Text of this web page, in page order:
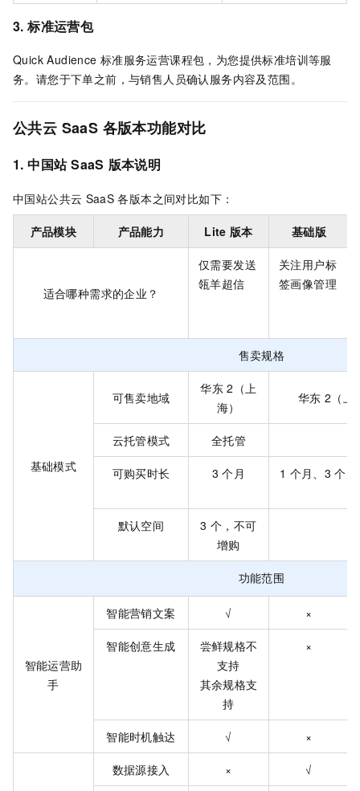
3. 标准运营包
Quick Audience 标准服务运营课程包，为您提供标准培训等服
务。请您于下单之前，与销售人员确认服务内容及范围。
公共云 SaaS 各版本功能对比
1. 中国站 SaaS 版本说明
中国站公共云 SaaS 各版本之间对比如下：
产品模块 产品能力 Lite 版本 基础版
适合哪种需求的企业？
仅需要发送
瓴羊超信
关注用户标
签画像管理
售卖规格
基础模式
可售卖地域
华东 2（上
海）
华东 2（上
云托管模式 全托管
可购买时长 3 个月 1 个月、3 个
默认空间 3 个，不可
增购
功能范围
智能运营助
手
智能营销文案 √ ×
智能创意生成
尝鲜规格不
支持
其余规格支
持
×
智能时机触达 √ ×
数据源接入 × √